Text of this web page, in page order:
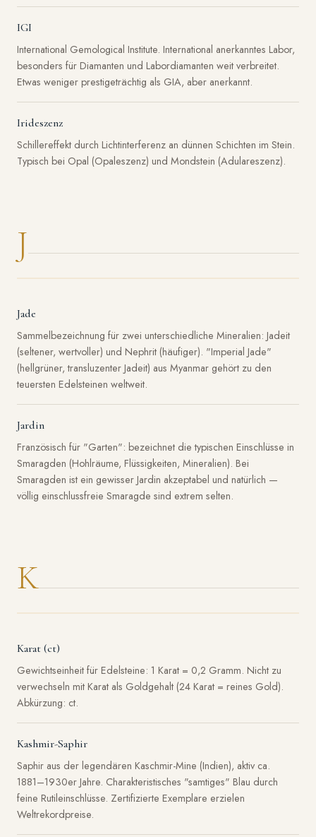
IGI
International Gemological Institute. International anerkanntes Labor,
besonders für Diamanten und Labordiamanten weit verbreitet.
Etwas weniger prestigeträchtig als GIA, aber anerkannt.
Irideszenz
Schillereffekt durch Lichtinterferenz an dünnen Schichten im Stein.
Typisch bei Opal (Opaleszenz) und Mondstein (Adulareszenz).
J
Jade
Sammelbezeichnung für zwei unterschiedliche Mineralien: Jadeit
(seltener, wertvoller) und Nephrit (häufiger). "Imperial Jade"
(hellgrüner, transluzenter Jadeit) aus Myanmar gehört zu den
teuersten Edelsteinen weltweit.
Jardin
Französisch für "Garten": bezeichnet die typischen Einschlüsse in
Smaragden (Hohlräume, Flüssigkeiten, Mineralien). Bei
Smaragden ist ein gewisser Jardin akzeptabel und natürlich —
völlig einschlussfreie Smaragde sind extrem selten.
K
Karat (ct)
Gewichtseinheit für Edelsteine: 1 Karat = 0,2 Gramm. Nicht zu
verwechseln mit Karat als Goldgehalt (24 Karat = reines Gold).
Abkürzung: ct.
Kashmir-Saphir
Saphir aus der legendären Kaschmir-Mine (Indien), aktiv ca.
1881–1930er Jahre. Charakteristisches "samtiges" Blau durch
feine Rutileinschlüsse. Zertifizierte Exemplare erzielen
Weltrekordpreise.